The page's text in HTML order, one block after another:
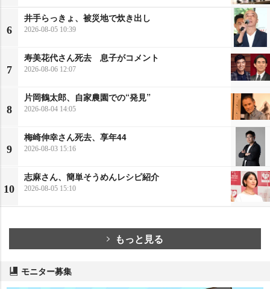
6
井手らっきょ、被災地で炊き出し
2026-08-05 10:39
7
寿美花代さん死去 息子がコメント
2026-08-06 12:07
8
片岡鶴太郎、自家農園での“発見”
2026-08-04 14:05
9
梅崎伸幸さん死去、享年44
2026-08-03 15:16
10
志麻さん、簡単そうめんレシピ紹介
2026-08-05 15:10
もっと見る
モニター募集